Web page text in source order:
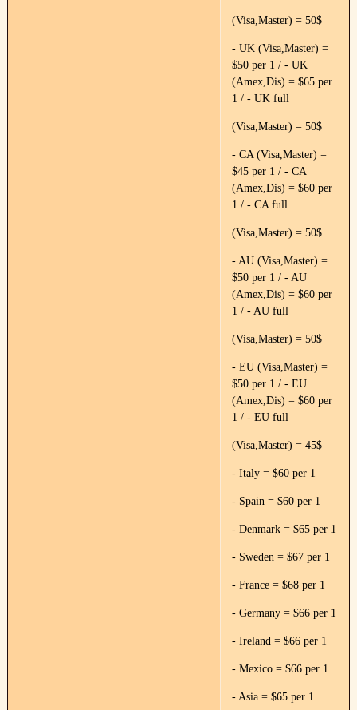
(Visa,Master) = 50$
- UK (Visa,Master) =
$50 per 1 / - UK
(Amex,Dis) = $65 per
1 / - UK full
(Visa,Master) = 50$
- CA (Visa,Master) =
$45 per 1 / - CA
(Amex,Dis) = $60 per
1 / - CA full
(Visa,Master) = 50$
- AU (Visa,Master) =
$50 per 1 / - AU
(Amex,Dis) = $60 per
1 / - AU full
(Visa,Master) = 50$
- EU (Visa,Master) =
$50 per 1 / - EU
(Amex,Dis) = $60 per
1 / - EU full
(Visa,Master) = 45$
- Italy = $60 per 1
- Spain = $60 per 1
- Denmark = $65 per 1
- Sweden = $67 per 1
- France = $68 per 1
- Germany = $66 per 1
- Ireland = $66 per 1
- Mexico = $66 per 1
- Asia = $65 per 1